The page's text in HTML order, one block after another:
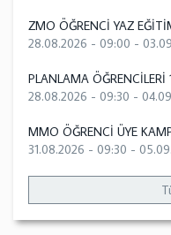
ZMO ÖĞRENCİ YAZ
28.08.2026 - 09:00 -
PLANLAMA
28.08.2026 - 09:30 -
MMO ÖĞRENCİ ÜYE
31.08.2026 - 09:30 -